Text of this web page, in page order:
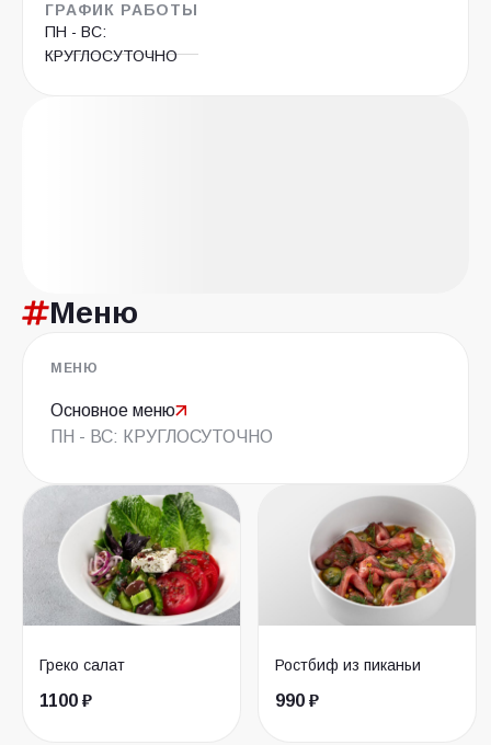
ГРАФИК РАБОТЫ
ПН - ВС:
КРУГЛОСУТОЧНО
Меню
МЕНЮ
Основное меню
ПН - ВС: КРУГЛОСУТОЧНО
Греко салат
1100 ₽
Ростбиф из пиканьи
990 ₽